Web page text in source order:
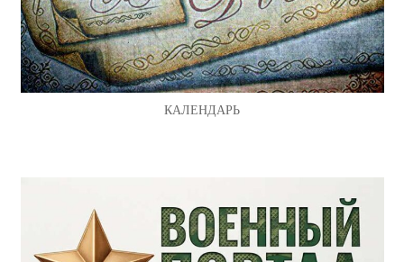
КАЛЕНДАРЬ